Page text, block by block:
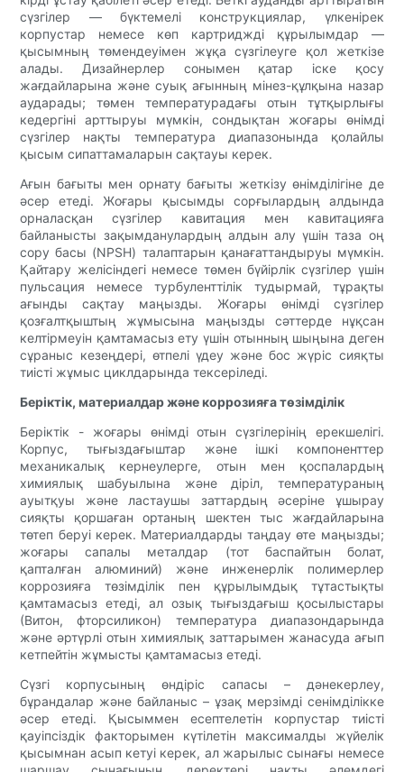
сүзгілер — бүктемелі конструкциялар, үлкенірек
корпустар немесе көп картриджді құрылымдар —
қысымның төмендеуімен жұқа сүзгілеуге қол жеткізе
алады. Дизайнерлер сонымен қатар іске қосу
жағдайларына және суық ағынның мінез-құлқына назар
аударады; төмен температурадағы отын тұтқырлығы
кедергіні арттыруы мүмкін, сондықтан жоғары өнімді
сүзгілер нақты температура диапазонында қолайлы
қысым сипаттамаларын сақтауы керек.
Ағын бағыты мен орнату бағыты жеткізу өнімділігіне де
әсер етеді. Жоғары қысымды сорғылардың алдында
орналасқан сүзгілер кавитация мен кавитацияға
байланысты зақымданулардың алдын алу үшін таза оң
сору басы (NPSH) талаптарын қанағаттандыруы мүмкін.
Қайтару желісіндегі немесе төмен бүйірлік сүзгілер үшін
пульсация немесе турбуленттілік тудырмай, тұрақты
ағынды сақтау маңызды. Жоғары өнімді сүзгілер
қозғалтқыштың жұмысына маңызды сәттерде нұқсан
келтірмеуін қамтамасыз ету үшін отынның шыңына деген
сұраныс кезеңдері, өтпелі үдеу және бос жүріс сияқты
тиісті жұмыс циклдарында тексеріледі.
Беріктік, материалдар және коррозияға төзімділік
Беріктік - жоғары өнімді отын сүзгілерінің ерекшелігі.
Корпус, тығыздағыштар және ішкі компоненттер
механикалық кернеулерге, отын мен қоспалардың
химиялық шабуылына және діріл, температураның
ауытқуы және ластаушы заттардың әсеріне ұшырау
сияқты қоршаған ортаның шектен тыс жағдайларына
төтеп беруі керек. Материалдарды таңдау өте маңызды;
жоғары сапалы металдар (тот баспайтын болат,
қапталған алюминий) және инженерлік полимерлер
коррозияға төзімділік пен құрылымдық тұтастықты
қамтамасыз етеді, ал озық тығыздағыш қосылыстары
(Витон, фторсиликон) температура диапазондарында
және әртүрлі отын химиялық заттарымен жанасуда ағып
кетпейтін жұмысты қамтамасыз етеді.
Сүзгі корпусының өндіріс сапасы – дәнекерлеу,
бұрандалар және байланыс – ұзақ мерзімді сенімділікке
әсер етеді. Қысыммен есептелетін корпустар тиісті
қауіпсіздік факторымен күтілетін максималды жүйелік
қысымнан асып кетуі керек, ал жарылыс сынағы немесе